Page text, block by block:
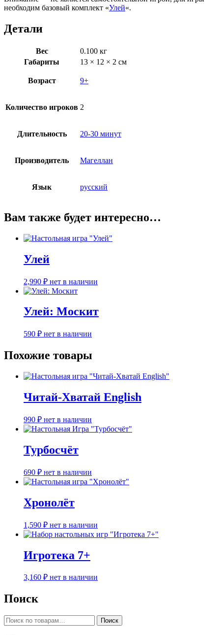
необходим базовый комплект «Улей«.
Детали
Вес
0.100 кг
Габариты
13 × 12 × 2 см
Возраст 9+
Количество игроков 2
Длительность 20-30 минут
Производитель Магеллан
Язык русский
Вам также будет интересно…
Улей
2,990 ₽ нет в наличии
Улей: Москит
590 ₽ нет в наличии
Похожие товары
Читай-Хватай English
990 ₽ нет в наличии
Турбосчёт
690 ₽ нет в наличии
Хронолёт
1,590 ₽ нет в наличии
Игротека 7+
3,160 ₽ нет в наличии
Поиск
Искать: Поиск